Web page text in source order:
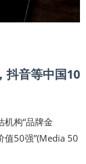
抖音等中国10
机构“品牌金
值50强”(Media 50